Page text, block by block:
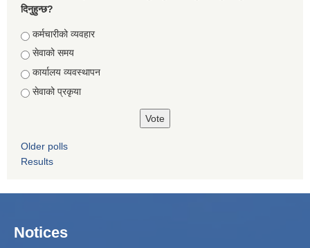
दिनुहुन्छ?
Choices
कर्मचारीको व्यवहार
सेवाको समय
कार्यालय व्यवस्थापन
सेवाको प्रकृया
Older polls
Results
Notices